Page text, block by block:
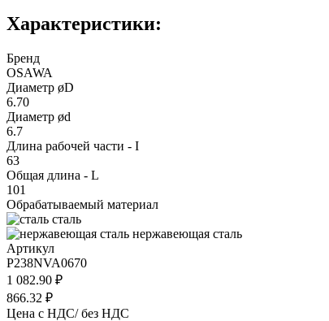
Характеристики:
Бренд
OSAWA
Диаметр øD
6.70
Диаметр ød
6.7
Длина рабочей части - I
63
Общая длина - L
101
Обрабатываемый материал
сталь
нержавеющая сталь
Артикул
P238NVA0670
1 082.90 ₽
866.32 ₽
Цена с НДС/ без НДС